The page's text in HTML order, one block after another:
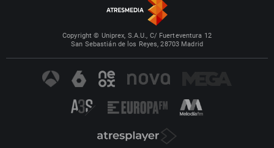
Copyright © Uniprex, S.A.U., C/ Fuerteventura 12
San Sebastián de los Reyes, 28703 Madrid